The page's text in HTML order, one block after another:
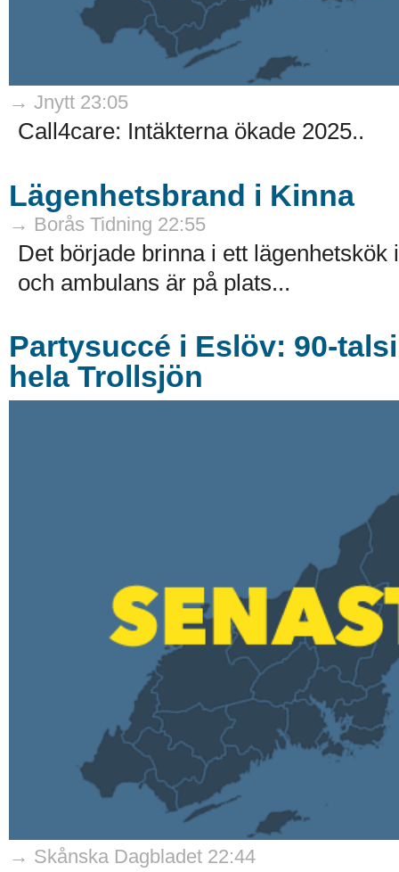
→ Jnytt 23:05
Call4care: Intäkterna ökade 2025..
Lägenhetsbrand i Kinna
→ Borås Tidning 22:55
Det började brinna i ett
och ambulans är på plats...
Partysuccé i Eslöv: 90-
hela Trollsjön
→ Skånska Dagbladet 22:44